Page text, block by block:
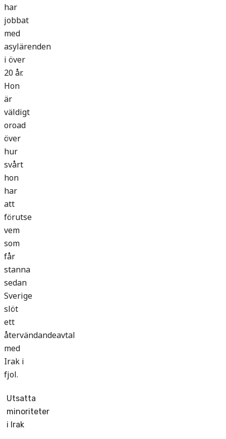
har
jobbat
med
asylärenden
i över
20 år.
Hon
är
väldigt
oroad
över
hur
svårt
hon
har
att
förutse
vem
som
får
stanna
sedan
Sverige
slöt
ett
återvändandeavtal
med
Irak i
fjol.
Utsatta
minoriteter
i Irak